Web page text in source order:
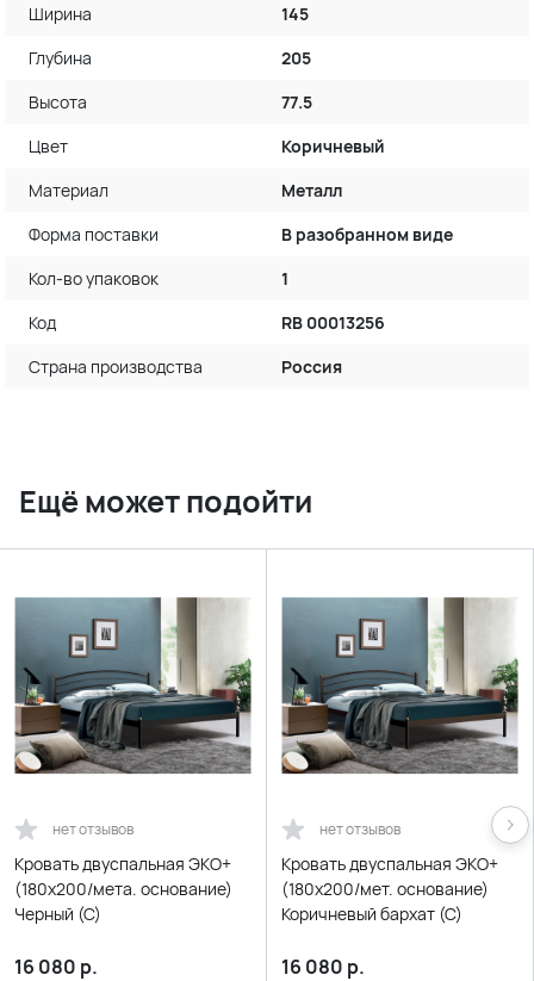
Ширина
145
Глубина
205
Высота
77.5
Цвет
Коричневый
Материал
Металл
Форма поставки
В разобранном виде
Кол-во упаковок
1
Код
RB 00013256
Страна производства
Россия
Ещё может подойти
нет отзывов
Кровать двуспальная ЭКО+
(180х200/мета. основание)
Черный (С)
16 080 р.
нет отзывов
Кровать двуспальная ЭКО+
(180х200/мет. основание)
Коричневый бархат (С)
16 080 р.